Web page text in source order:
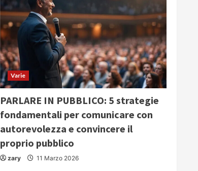
Varie
PARLARE IN PUBBLICO: 5 strategie
fondamentali per comunicare con
autorevolezza e convincere il
proprio pubblico
zary 11 Marzo 2026